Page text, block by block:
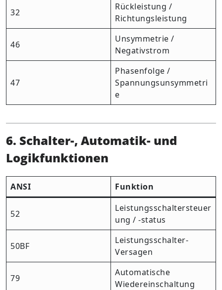
32
Rückleistung /
Richtungsleistung
46
Unsymmetrie /
Negativstrom
47
Phasenfolge /
Spannungsunsymmetri
e
6. Schalter-, Automatik- und
Logikfunktionen
ANSI Funktion
52
Leistungsschaltersteuer
ung / -status
50BF
Leistungsschalter-
Versagen
79
Automatische
Wiedereinschaltung